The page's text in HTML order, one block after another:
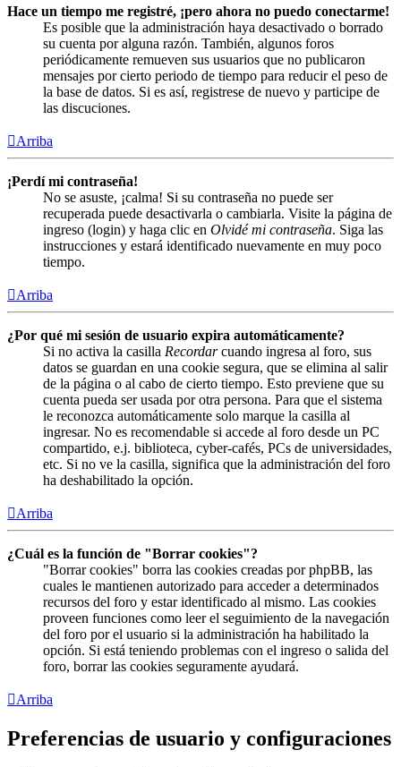
Hace un tiempo me registré, ¡pero ahora no puedo conectarme!
Es posible que la administración haya desactivado o borrado
su cuenta por alguna razón. También, algunos foros
periódicamente remueven sus usuarios que no publicaron
mensajes por cierto periodo de tiempo para reducir el peso de
la base de datos. Si es así, registrese de nuevo y participe de
las discuciones.
Arriba
¡Perdí mi contraseña!
No se asuste, ¡calma! Si su contraseña no puede ser
recuperada puede desactivarla o cambiarla. Visite la página de
ingreso (login) y haga clic en Olvidé mi contraseña. Siga las
instrucciones y estará identificado nuevamente en muy poco
tiempo.
Arriba
¿Por qué mi sesión de usuario expira automáticamente?
Si no activa la casilla Recordarcuando ingresa al foro, sus
datos se guardan en una cookie segura, que se elimina al salir
de la página o al cabo de cierto tiempo. Esto previene que su
cuenta pueda ser usada por otra persona. Para que el sistema
le reconozca automáticamente solo marque la casilla al
ingresar. No es recomendable si accede al foro desde un PC
compartido, e.j. biblioteca, cyber-cafés, PCs de universidades,
etc. Si no ve la casilla, significa que la administración del foro
ha deshabilitado la opción.
Arriba
¿Cuál es la función de "Borrar cookies"?
"Borrar cookies" borra las cookies creadas por phpBB, las
cuales le mantienen autorizado para acceder a determinados
recursos del foro y estar identificado al mismo. Las cookies
proveen funciones como leer el seguimiento de la navegación
del foro por el usuario si la administración ha habilitado la
opción. Si está teniendo problemas con el ingreso o salida del
foro, borrar las cookies seguramente ayudará.
Arriba
Preferencias de usuario y configuraciones